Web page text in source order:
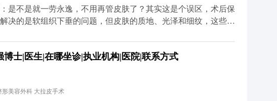
想知道更多关于MCR复合提升术的问题，可以去官方媒体平台
约面诊，详细了解。
是不是就一劳永逸，不用再管皮肤了？其实这是个误区，术后保
决的是软组织下垂的问题，但皮肤的质地、光泽和细纹，这些细
们把面部组织复位到好的状态，但皮肤的自然衰老过程并没有
好保湿和防晒，要是皮肤含水量不够，也可以在医生指导下配合
。定期在医生评估后打除皱针，能放松肌肉，延缓静态纹出现。
程”，帮你搭好紧致的框架，后续的保养就是填想知道更多关于
士|医生|在哪坐诊|执业机构|医院|联系方式
美容外科 大拉皮手术